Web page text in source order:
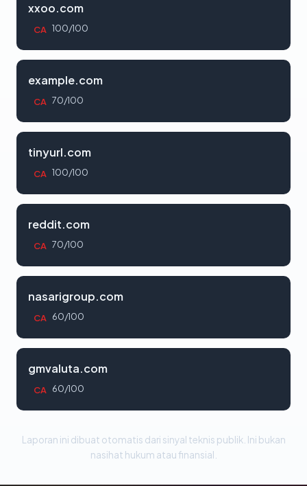
xxoo.com
CA 100/100
example.com
CA 70/100
tinyurl.com
CA 100/100
reddit.com
CA 70/100
nasarigroup.com
CA 60/100
gmvaluta.com
CA 60/100
Laporan ini dibuat otomatis dari sinyal teknis publik. Ini bukan
nasihat hukum atau finansial.